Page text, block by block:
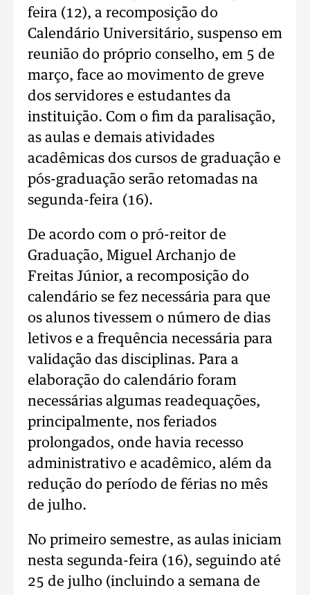
feira (12), a recomposição do
Calendário Universitário, suspenso em
reunião do próprio conselho, em 5 de
março, face ao movimento de greve
dos servidores e estudantes da
instituição. Com o fim da paralisação,
as aulas e demais atividades
acadêmicas dos cursos de graduação e
pós-graduação serão retomadas na
segunda-feira (16).
De acordo com o pró-reitor de
Graduação, Miguel Archanjo de
Freitas Júnior, a recomposição do
calendário se fez necessária para que
os alunos tivessem o número de dias
letivos e a frequência necessária para
validação das disciplinas. Para a
elaboração do calendário foram
necessárias algumas readequações,
principalmente, nos feriados
prolongados, onde havia recesso
administrativo e acadêmico, além da
redução do período de férias no mês
de julho.
No primeiro semestre, as aulas iniciam
nesta segunda-feira (16), seguindo até
25 de julho (incluindo a semana de